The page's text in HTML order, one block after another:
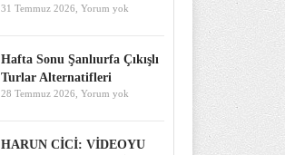
31 Temmuz 2026, Yorum yok
Hafta Sonu Şanlıurfa Çıkışlı
Turlar Alternatifleri
28 Temmuz 2026, Yorum yok
HARUN CİCİ: VİDEOYU